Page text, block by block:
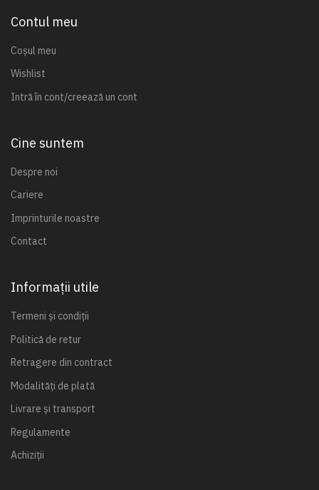
Contul meu
Coșul meu
Wishlist
Intră în cont/creează un cont
Cine suntem
Despre noi
Cariere
Imprinturile noastre
Contact
Informații utile
Termeni și condiții
Politică de retur
Retragere din contract
Modalități de plată
Livrare și transport
Regulamente
Achiziții